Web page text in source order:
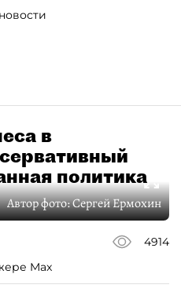
в
политика
Автор фото:Сергей Ермохин
4914
Max